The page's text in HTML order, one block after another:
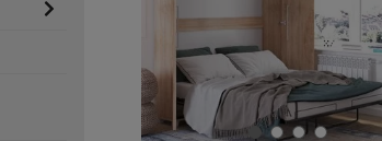
Posteľ by mala byť
Pamätajte, že výber postele
hľadáte posteľ, ktorá vám